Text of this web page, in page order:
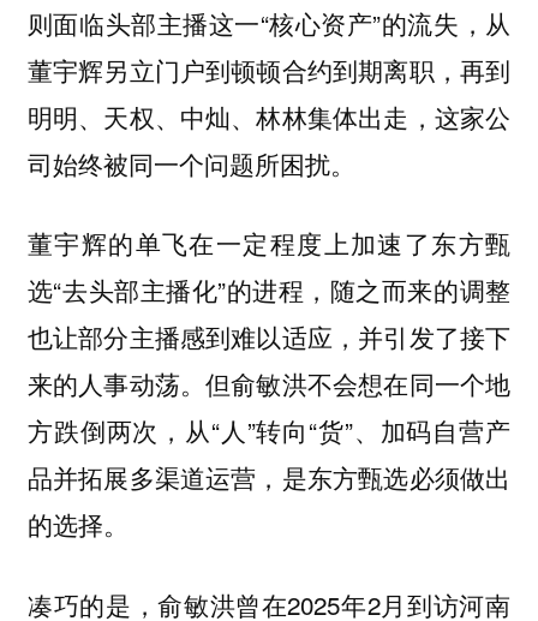
则面临头部主播这一“核心资产”的流失，从
董宇辉另立门户到顿顿合约到期离职，再到
明明、天权、中灿、林林集体出走，这家公
司始终被同一个问题所困扰。
董宇辉的单飞在一定程度上加速了东方甄
选“去头部主播化”的进程，随之而来的调整
也让部分主播感到难以适应，并引发了接下
来的人事动荡。但俞敏洪不会想在同一个地
方跌倒两次，从“人”转向“货”、加码自营产
品并拓展多渠道运营，是东方甄选必须做出
的选择。
凑巧的是，俞敏洪曾在2025年2月到访河南